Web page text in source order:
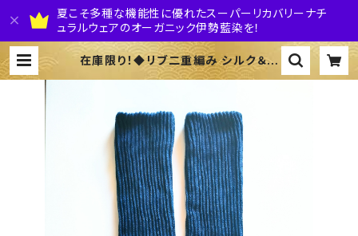
夏こそ多種な機能性に優れたスーパーリカバリーナチ
ュラルウェアのオーガニック伊勢藍染を！
在庫限り！◆リブ二重編み シルク＆オ
ーガニックコットン ロングレッグウォ
伊勢藍JAPAN